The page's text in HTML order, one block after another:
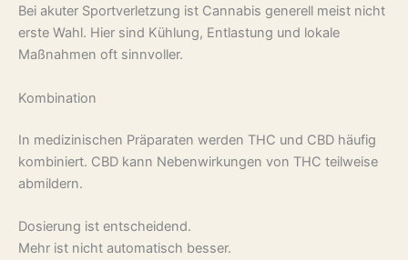
Bei akuter Sportverletzung ist Cannabis generell meist nicht
erste Wahl. Hier sind Kühlung, Entlastung und lokale
Maßnahmen oft sinnvoller.
Kombination
In medizinischen Präparaten werden THC und CBD häufig
kombiniert. CBD kann Nebenwirkungen von THC teilweise
abmildern.
Dosierung ist entscheidend.
Mehr ist nicht automatisch besser.